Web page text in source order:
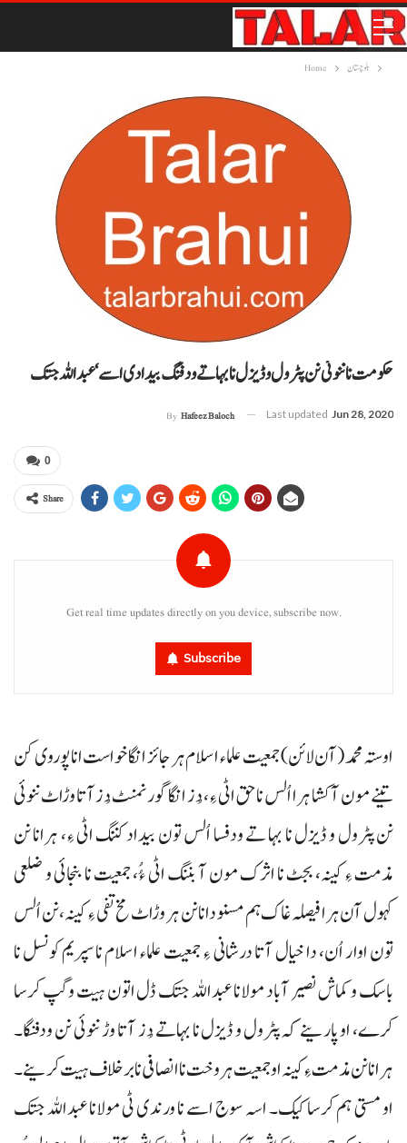
Home بلوچستان
حکومت نا ننوئی نن پٹرول و ڈیزل نا بہا تے ودفنگ بیدادی اسے‘ عبداللہ جتک
By Hafeez Baloch Last updated Jun 28, 2020
0
Share
Get real time updates directly on you device, subscribe now.
Subscribe
اوستہ محمد (آن لائن) جمعیت علماء اسلام ہر جائز انگا خواست انا پوروی کن
تینے مون آ کشا ہرا اُلس نا حق اٹی ءِ، دُز انگا گورنمنٹ دُز آتا وڑاٹ ننوئی
نن پٹرول و ڈیزل نا بہا تے ودفسا اُلس تون بیداد کننگ اٹی ءِ، ہرانا نن
مذمت ءِ کینہ، بجٹ نا اثرک مون آ بننگ اٹی ءُُ، جمعیت نا بنجائی و ضلعی
کہول آن ہرا فیصلہ غاک ہم مسنو دانا نن ہر وڑاٹ مخ تفی ءِ کینہ، نن اُلس
تون اوار اُن، دا خیال آتا درشانی ءِ جمعیت علماء اسلام نا سپریم کونسل نا
باسک و کماش نصیر آباد مولانا عبداللہ جتک ڈل اتون ہیت وگپ کرسا
کرے، او پارینے کہ پٹرول و ڈیزل نا بہاتے دُز آتا وڑ ننوئی نن ودفنگا۔
ہرانا نن مذمت ءِ کینہ او جمعیت ہروخت ناانصافی نا برخلاف ہیت کرینے۔
او مستی ہم کرسا کیک۔ اسہ سوج اسے نا ورندی ٹی مولانا عبداللہ جتک